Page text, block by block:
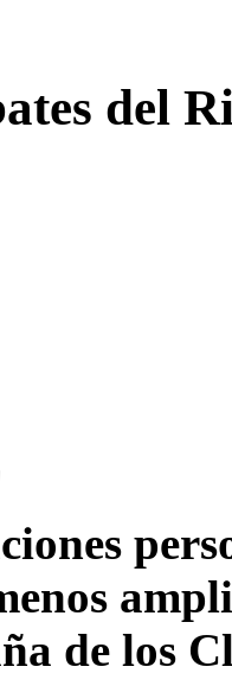
del
de los